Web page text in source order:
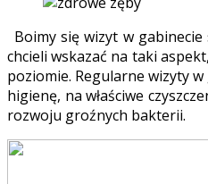
Boimy się wizyt w
chcieli wskazać na taki
poziomie. Regularne wizyty
higienę, na właściwe
rozwoju groźnych bakterii.